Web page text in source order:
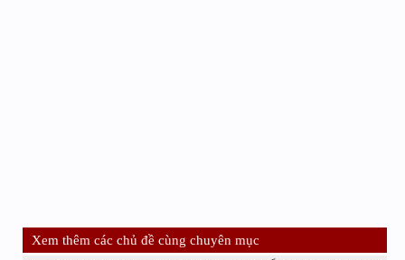
Xem thêm các chủ đề cùng chuyên mục